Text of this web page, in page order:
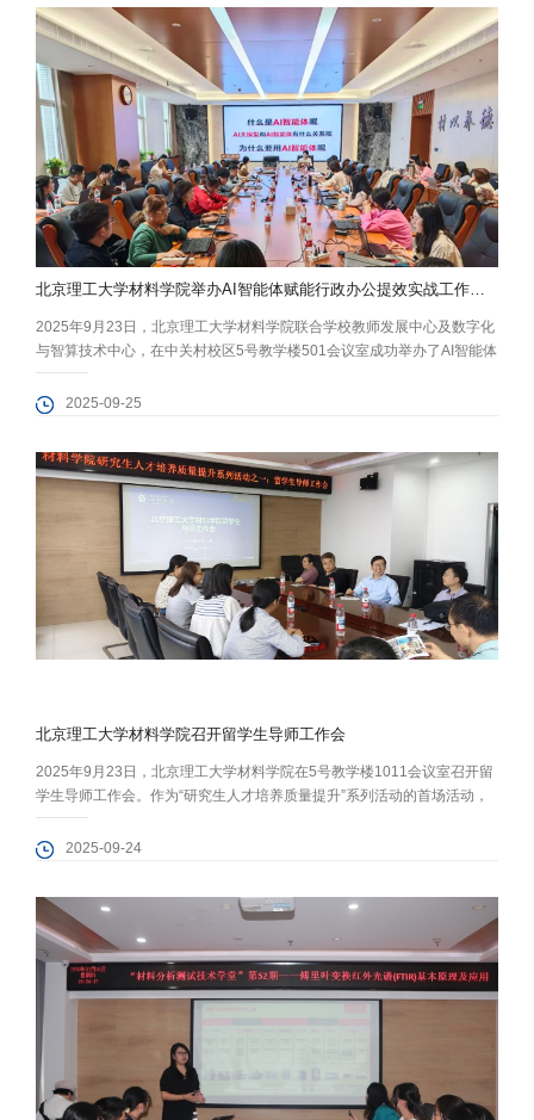
2025年9月23日，北京理工大学材料学院联合学校教师发展中心及数字化
与智算技术中心，在中关村校区5号教学楼501会议室成功举办了AI智能体
赋能行政办公提效实战工作坊。此次活动吸引了来自全校各学院、机关部
处的50余位教师热情参与，大家共同探讨AI智能体在教育教学和科研工作
2025-09-25
北京理工大学材料学院召开留学生导师工作会
2025年9月23日，北京理工大学材料学院在5号教学楼1011会议室召开留
学生导师工作会。作为“研究生人才培养质量提升”系列活动的首场活动，
本次工作会旨在提高我院留学生培养质量，加快建设具有材料学科特色的
国际化人才培养体系。 院长陈鹏万、副院长高丽红、留学生中心研究生招
是...
2025-09-24